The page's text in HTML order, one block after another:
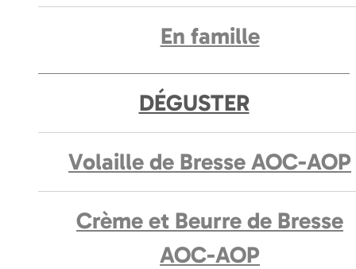
En famille
DÉGUSTER
Volaille de Bresse AOC-AOP
Crème et Beurre de Bresse
AOC-AOP